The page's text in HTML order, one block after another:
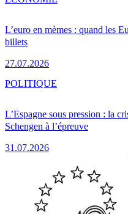
L’euro en mèmes : quand les
billets
27.07.2026
L’Espagne sous pression : la
Schengen à l’épreuve
31.07.2026
POLITIQUE